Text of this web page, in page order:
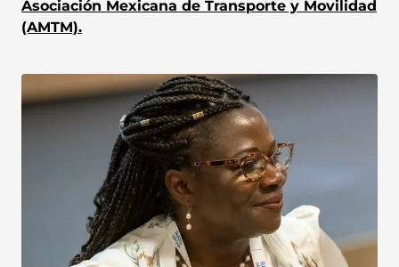
Asociación Mexicana de Transporte y Movilidad
(AMTM).